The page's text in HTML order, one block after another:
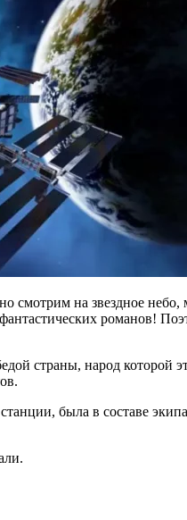
смотрим на звездное
романов!
страны, народ
была в составе